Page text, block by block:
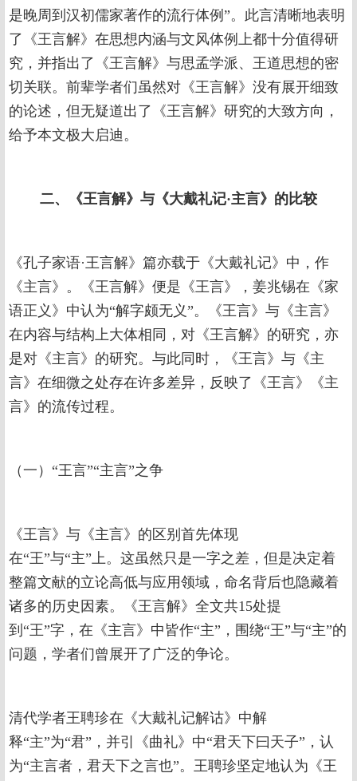
是晚周到汉初儒家著作的流行体例”。此言清晰地表明
了《王言解》在思想内涵与文风体例上都十分值得研
究，并指出了《王言解》与思孟学派、王道思想的密
切关联。前辈学者们虽然对《王言解》没有展开细致
的论述，但无疑道出了《王言解》研究的大致方向，
给予本文极大启迪。
二、《王言解》与《大戴礼记·主言》的比较
《孔子家语·王言解》篇亦载于《大戴礼记》中，作
《主言》。《王言解》便是《王言》，姜兆锡在《家
语正义》中认为“解字颇无义”。《王言》与《主言》
在内容与结构上大体相同，对《王言解》的研究，亦
是对《主言》的研究。与此同时，《王言》与《主
言》在细微之处存在许多差异，反映了《王言》《主
言》的流传过程。
（一）“王言”“主言”之争
《王言》与《主言》的区别首先体现
在“王”与“主”上。这虽然只是一字之差，但是决定着
整篇文献的立论高低与应用领域，命名背后也隐藏着
诸多的历史因素。《王言解》全文共15处提
到“王”字，在《主言》中皆作“主”，围绕“王”与“主”的
问题，学者们曾展开了广泛的争论。
清代学者王聘珍在《大戴礼记解诂》中解
释“主”为“君”，并引《曲礼》中“君天下曰天子”，认
为“主言者，君天下之言也”。王聘珍坚定地认为《王